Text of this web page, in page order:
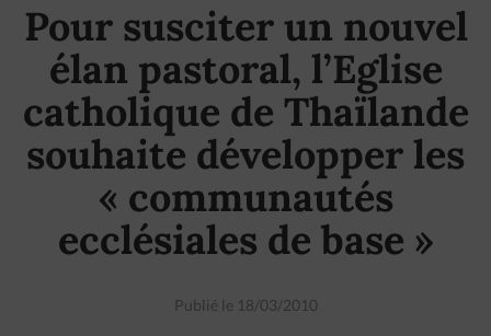
Pour susciter un nouvel
élan pastoral, l’Eglise
catholique de Thaïlande
souhaite développer les
« communautés
ecclésiales de base »
Publié le 18/03/2010